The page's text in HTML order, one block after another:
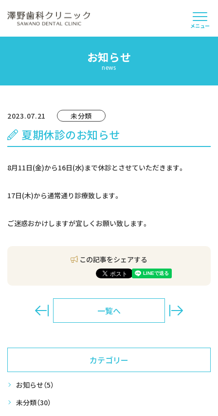
お知らせ
news
2023.07.21 未分類
夏期休診のお知らせ
8月11日(金)から16日(水)まで休診とさせていただきます。
17日(木)から通常通り診療致します。
ご迷惑おかけしますが宜しくお願い致します。
この記事をシェアする
一覧へ
カテゴリー
お知らせ（5）
未分類（30）
メニュー
よくあるご質問
採用情報
お知らせ
交通アクセス
予約のお電話はこちらから
054-260-4636
（受付時間：9:00-18:45）